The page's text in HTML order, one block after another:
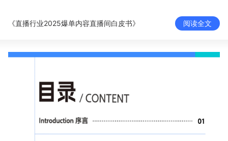
增长产品指南
智库 产品场景库
行业洞察
品牌消费观 行业报告
《直播行业2025爆单内容直播间白皮书》 阅读全文